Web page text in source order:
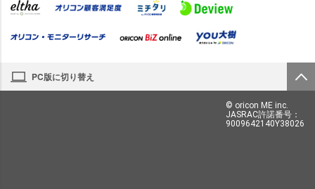
PC版に切り替え
© oricon ME inc.
JASRAC許諾番号：
9009642140Y38026